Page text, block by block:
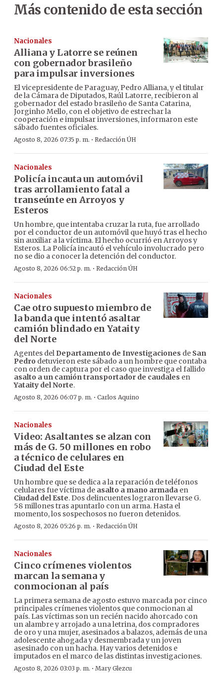
Más contenido de esta sección
Nacionales
Alliana y Latorre se reúnen
con gobernador brasileño
para impulsar inversiones
El vicepresidente de Paraguay, Pedro Alliana, y el titular
de la Cámara de Diputados, Raúl Latorre, recibieron al
gobernador del estado brasileño de Santa Catarina,
Jorginho Mello, con el objetivo de estrechar la
cooperación e impulsar inversiones, informaron este
sábado fuentes oficiales.
Agosto 8, 2026 07:35 p. m. · Redacción ÚH
Nacionales
Policía incauta un automóvil
tras arrollamiento fatal a
transeúnte en Arroyos y
Esteros
Un hombre, que intentaba cruzar la ruta, fue arrollado
por el conductor de un automóvil que huyó tras el hecho
sin auxiliar a la víctima. El hecho ocurrió en Arroyos y
Esteros. La Policía incautó el vehículo involucrado pero
no se dio a conocer la detención del conductor.
Agosto 8, 2026 06:52 p. m. · Redacción ÚH
Nacionales
Cae otro supuesto miembro de
la banda que intentó asaltar
camión blindado en Yataity
del Norte
Agentes del Departamento de Investigaciones de San
Pedro detuvieron este sábado a un hombre que contaba
con orden de captura por el caso que investiga el fallido
asalto a un camión transportador de caudales en
Yataity del Norte.
Agosto 8, 2026 06:07 p. m. · Carlos Aquino
Nacionales
Video: Asaltantes se alzan con
más de G. 50 millones en robo
a técnico de celulares en
Ciudad del Este
Un hombre que se dedica a la reparación de teléfonos
celulares fue víctima de asalto a mano armada en
Ciudad del Este. Dos delincuentes lograron llevarse G.
58 millones tras apuntarlo con un arma. Hasta el
momento, los sospechosos no fueron detenidos.
Agosto 8, 2026 05:26 p. m. · Redacción ÚH
Nacionales
Cinco crímenes violentos
marcan la semana y
conmocionan al país
La primera semana de agosto estuvo marcada por cinco
principales crímenes violentos que conmocionan al
país. Las víctimas son un recién nacido ahorcado con
un alambre y arrojado a una letrina, dos compradores
de oro y una mujer, asesinados a balazos, además de una
adolescente ahogada y desmembrada y un joven
asesinado con un hacha. Hay varios detenidos e
imputados en el marco de las distintas investigaciones.
Agosto 8, 2026 03:03 p. m. · Mary Glezcu